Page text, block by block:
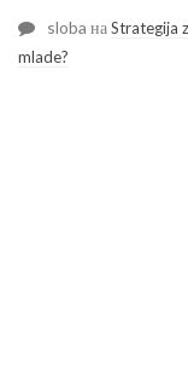
sloba наStrategija
mlade?